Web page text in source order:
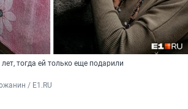
тогда ей только еще подарили
/ E1.RU